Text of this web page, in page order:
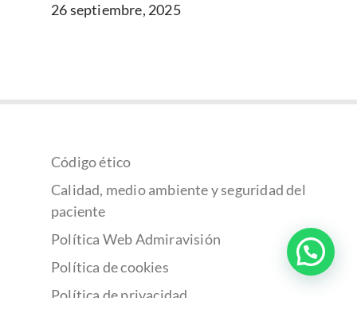
26 septiembre, 2025
Código ético
Calidad, medio ambiente y seguridad del
paciente
Política Web Admiravisión
Política de cookies
Política de privacidad